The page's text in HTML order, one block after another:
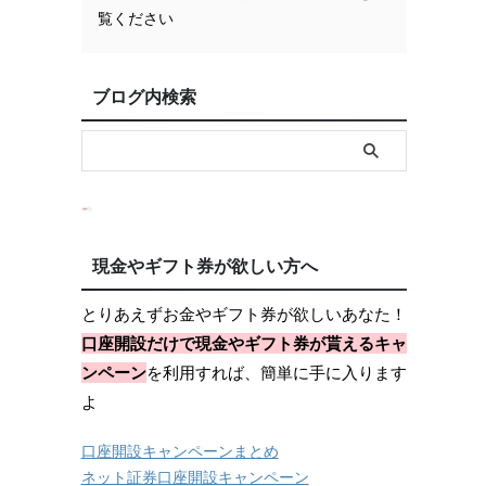
覧ください
ブログ内検索
現金やギフト券が欲しい方へ
とりあえずお金やギフト券が欲しいあなた！
口座開設だけで現金やギフト券が貰えるキャ
ンペーンを利用すれば、簡単に手に入ります
よ
口座開設キャンペーンまとめ
ネット証券口座開設キャンペーン